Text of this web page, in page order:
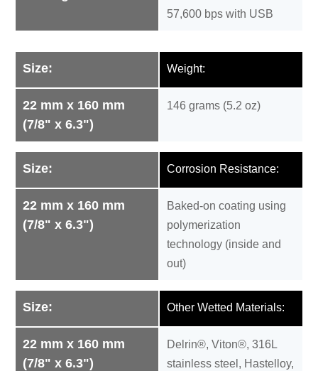
57,600 bps with USB
Size:
22 mm x 160 mm
(7/8" x 6.3")
Weight:
146 grams (5.2 oz)
Size:
22 mm x 160 mm
(7/8" x 6.3")
Corrosion Resistance:
Baked-on coating using
polymerization
technology (inside and
out)
Size:
22 mm x 160 mm
(7/8" x 6.3")
Other Wetted Materials:
Delrin®, Viton®, 316L
stainless steel, Hastelloy,